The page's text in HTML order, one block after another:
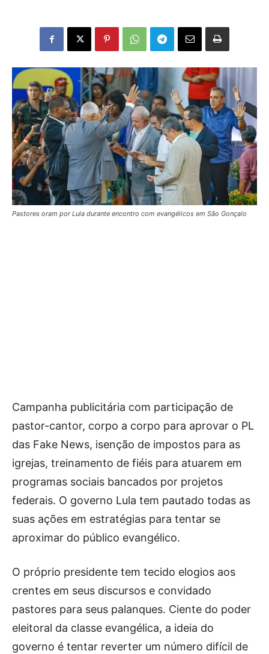
Pastores oram por Lula durante encontro com evangélicos em São Gonçalo
Campanha publicitária com participação de
pastor-cantor, corpo a corpo para aprovar o PL
das Fake News, isenção de impostos para as
igrejas, treinamento de fiéis para atuarem em
programas sociais bancados por projetos
federais. O governo Lula tem pautado todas as
suas ações em estratégias para tentar se
aproximar do público evangélico.
O próprio presidente tem tecido elogios aos
crentes em seus discursos e convidado
pastores para seus palanques. Ciente do poder
eleitoral da classe evangélica, a ideia do
governo é tentar reverter um número difícil de